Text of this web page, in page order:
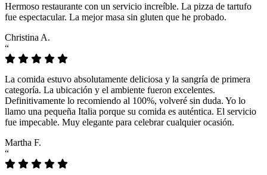
Hermoso restaurante con un servicio increíble. La pizza de tartufo
fue espectacular. La mejor masa sin gluten que he probado.
Christina A.
“
La comida estuvo absolutamente deliciosa y la sangría de primera
categoría. La ubicación y el ambiente fueron excelentes.
Definitivamente lo recomiendo al 100%, volveré sin duda. Yo lo
llamo una pequeña Italia porque su comida es auténtica. El servicio
fue impecable. Muy elegante para celebrar cualquier ocasión.
Martha F.
“